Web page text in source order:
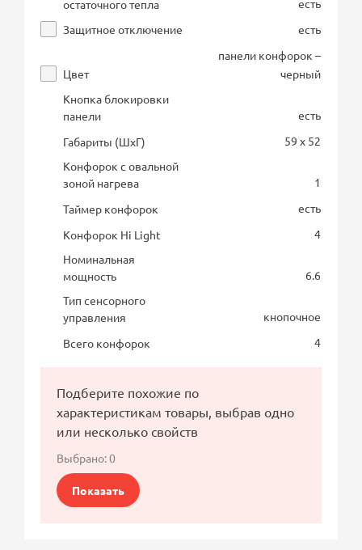
остаточного тепла
есть
Защитное отключение
есть
Цвет
панели конфорок –
черный
Кнопка блокировки
панели
есть
Габариты (ШхГ)
59 x 52
Конфорок с овальной
зоной нагрева
1
Таймер конфорок
есть
Конфорок Hi Light
4
Номинальная
мощность
6.6
Тип сенсорного
управления
кнопочное
Всего конфорок
4
Подберите похожие по
характеристикам товары, выбрав одно
или несколько свойств
Выбрано:0
Показать